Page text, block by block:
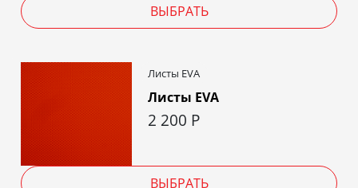
ВЫБРАТЬ
Листы EVA
Листы EVA
2 200 Р
ВЫБРАТЬ